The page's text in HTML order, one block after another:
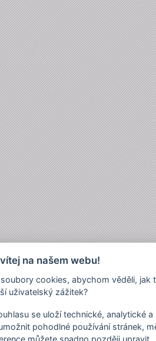
na našem webu!
cookies, abychom věděli, jak
uživatelský zážitek?
se uloží technické, analytické
pohodlné používání stránek,
můžete snadno později upravit.